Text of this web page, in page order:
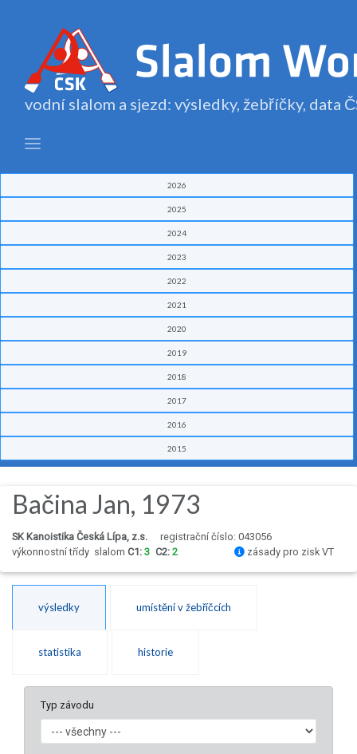
vodní slalom a sjezd: výsledky, žebříčky, data
2026
2025
2024
2023
2022
2021
2020
2019
2018
2017
2016
2015
Bačina Jan, 1973
SK Kanoistika Česká Lípa, z.s.
registrační číslo: 043056
výkonnostní třídy slalom C1: 3 C2: 2 zásady pro zisk VT
výsledky umístění v žebříčcích
statistika historie
Typ závodu